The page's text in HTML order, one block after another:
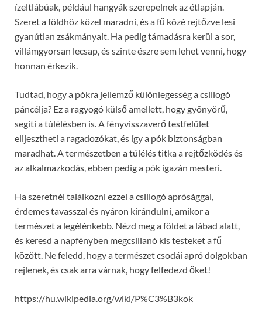
ízeltlábúak, például hangyák szerepelnek az étlapján.
Szeret a földhöz közel maradni, és a fű közé rejtőzve lesi
gyanútlan zsákmányait. Ha pedig támadásra kerül a sor,
villámgyorsan lecsap, és szinte észre sem lehet venni, hogy
honnan érkezik.
Tudtad, hogy a pókra jellemző különlegesség a csillogó
páncélja? Ez a ragyogó külső amellett, hogy gyönyörű,
segíti a túlélésben is. A fényvisszaverő testfelület
elijesztheti a ragadozókat, és így a pók biztonságban
maradhat. A természetben a túlélés titka a rejtőzködés és
az alkalmazkodás, ebben pedig a pók igazán mesteri.
Ha szeretnél találkozni ezzel a csillogó aprósággal,
érdemes tavasszal és nyáron kirándulni, amikor a
természet a legélénkebb. Nézd meg a földet a lábad alatt,
és keresd a napfényben megcsillanó kis testeket a fű
között. Ne feledd, hogy a természet csodái apró dolgokban
rejlenek, és csak arra várnak, hogy felfedezd őket!
https://hu.wikipedia.org/wiki/P%C3%B3kok